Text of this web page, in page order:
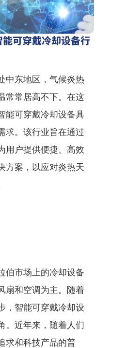
可穿戴冷却设备行
中东地区，气候炎热
常常居高不下。在这
能可穿戴冷却设备具
求。该行业旨在通过
用户提供便捷、高效
方案，以应对炎热天
伯市场上的冷却设备
扇和空调为主。随着
，智能可穿戴冷却设
。近年来，随着人们
求和科技产品的普